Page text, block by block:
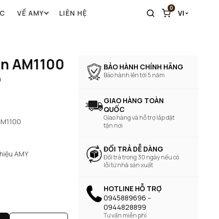
VỀ AMY LIÊN HỆ
0
VI
AM1100
AMY
BẢO HÀNH CHÍNH HÃNG
Bảo hành lên tới 5 năm
GIAO HÀNG TOÀN
QUỐC
Giao hàng và hỗ trợ lắp đặt
tận nơi
ĐỔI TRẢ DỄ DÀNG
Đổi trả trong 30 ngày nếu có
lỗi từ nhà sản xuất
HOTLINE HỖ TRỢ
0945889696 --
0944828899
Tư vấn miễn phí